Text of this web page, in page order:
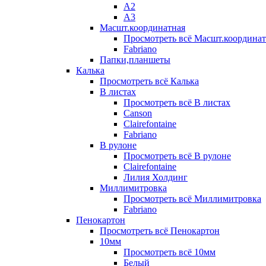
А2
А3
Масшт.координатная
Просмотреть всё
Fabriano
Папки,планшеты
Калька
Просмотреть всё Калька
В листах
Просмотреть всё В листах
Canson
Clairefontaine
Fabriano
В рулоне
Просмотреть всё В рулоне
Clairefontaine
Лилия Холдинг
Миллимитровка
Просмотреть всё Миллимитровка
Fabriano
Пенокартон
Просмотреть всё Пенокартон
10мм
Просмотреть всё 10мм
Белый